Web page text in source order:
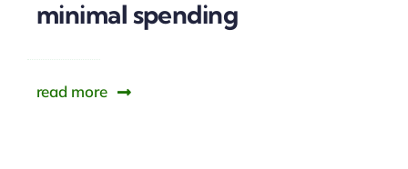
minimal spending
read more